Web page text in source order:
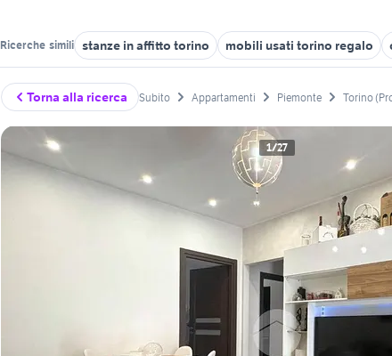
Ricerche simili stanze in affitto torino mobili usati torino regalo
Torna alla ricerca Subito Appartamenti Piemonte Torino
1/27